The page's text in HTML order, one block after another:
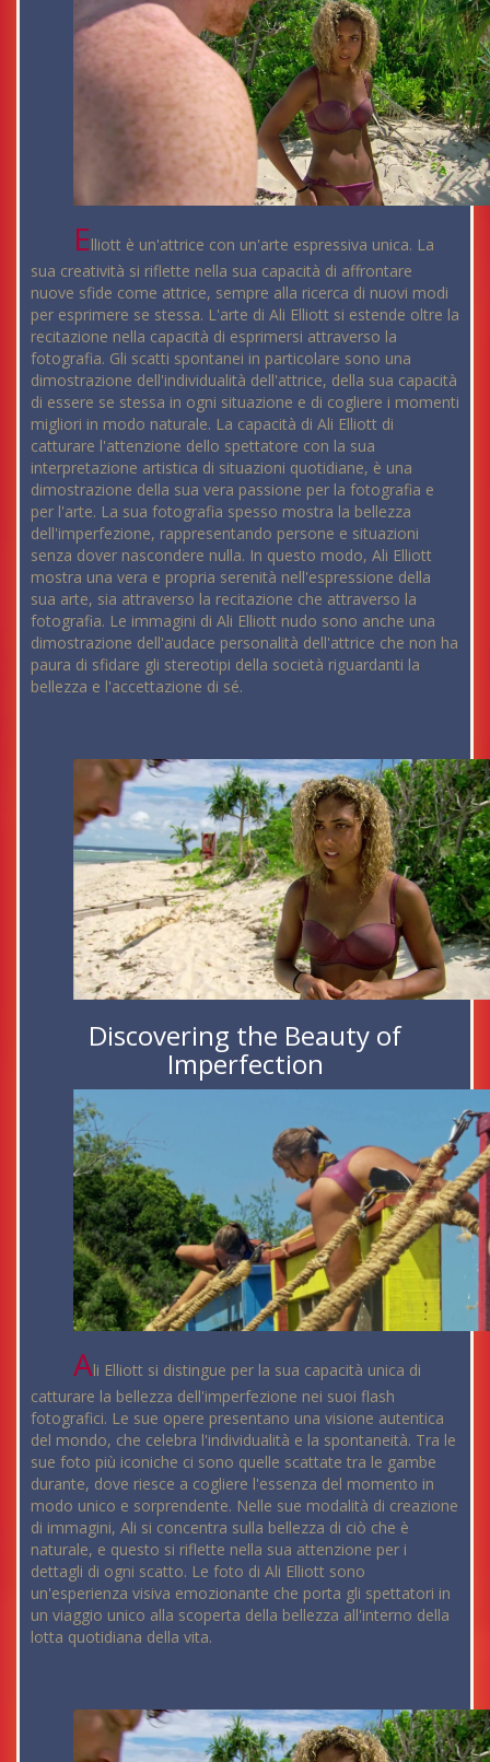
Elliott è un'attrice con un'arte espressiva unica. La
sua creatività si riflette nella sua capacità di affrontare
nuove sfide come attrice, sempre alla ricerca di nuovi modi
per esprimere se stessa. L'arte di Ali Elliott si estende oltre la
recitazione nella capacità di esprimersi attraverso la
fotografia. Gli scatti spontanei in particolare sono una
dimostrazione dell'individualità dell'attrice, della sua capacità
di essere se stessa in ogni situazione e di cogliere i momenti
migliori in modo naturale. La capacità di Ali Elliott di
catturare l'attenzione dello spettatore con la sua
interpretazione artistica di situazioni quotidiane, è una
dimostrazione della sua vera passione per la fotografia e
per l'arte. La sua fotografia spesso mostra la bellezza
dell'imperfezione, rappresentando persone e situazioni
senza dover nascondere nulla. In questo modo, Ali Elliott
mostra una vera e propria serenità nell'espressione della
sua arte, sia attraverso la recitazione che attraverso la
fotografia. Le immagini di Ali Elliott nudo sono anche una
dimostrazione dell'audace personalità dell'attrice che non ha
paura di sfidare gli stereotipi della società riguardanti la
bellezza e l'accettazione di sé.
Discovering the Beauty of
Imperfection
Ali Elliott si distingue per la sua capacità unica di
catturare la bellezza dell'imperfezione nei suoi flash
fotografici. Le sue opere presentano una visione autentica
del mondo, che celebra l'individualità e la spontaneità. Tra le
sue foto più iconiche ci sono quelle scattate tra le gambe
durante, dove riesce a cogliere l'essenza del momento in
modo unico e sorprendente. Nelle sue modalità di creazione
di immagini, Ali si concentra sulla bellezza di ciò che è
naturale, e questo si riflette nella sua attenzione per i
dettagli di ogni scatto. Le foto di Ali Elliott sono
un'esperienza visiva emozionante che porta gli spettatori in
un viaggio unico alla scoperta della bellezza all'interno della
lotta quotidiana della vita.